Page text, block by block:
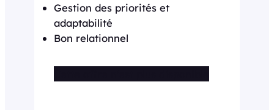
Gestion des priorités et
adaptabilité
Bon relationnel